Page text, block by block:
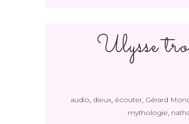
Ulysse
audio, dieux, écouter, Gérard
mythologie,